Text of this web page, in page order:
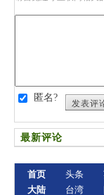
匿名?
发表评
最新评论
首页
大陆
头条
台湾